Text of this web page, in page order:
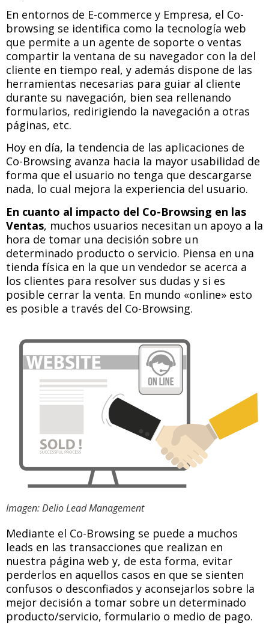
En entornos de E-commerce y Empresa, el Co-
browsing se identifica como la tecnología web
que permite a un agente de soporte o ventas
compartir la ventana de su navegador con la del
cliente en tiempo real, y además dispone de las
herramientas necesarias para guiar al cliente
durante su navegación, bien sea rellenando
formularios, redirigiendo la navegación a otras
páginas, etc.
Hoy en día, la tendencia de las aplicaciones de
Co-Browsing avanza hacia la mayor usabilidad de
forma que el usuario no tenga que descargarse
nada, lo cual mejora la experiencia del usuario.
En cuanto al impacto del Co-Browsing en las
Ventas, muchos usuarios necesitan un apoyo a la
hora de tomar una decisión sobre un
determinado producto o servicio. Piensa en una
tienda física en la que un vendedor se acerca a
los clientes para resolver sus dudas y si es
posible cerrar la venta. En mundo «online» esto
es posible a través del Co-Browsing.
Imagen: Delio Lead Management
Mediante el Co-Browsing se puede a muchos
leads en las transacciones que realizan en
nuestra página web y, de esta forma, evitar
perderlos en aquellos casos en que se sienten
confusos o desconfiados y aconsejarlos sobre la
mejor decisión a tomar sobre un determinado
producto/servicio, formulario o medio de pago.